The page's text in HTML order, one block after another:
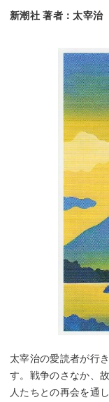
新潮社 著者：太宰治
太宰治の愛読者が行
す。戦争のさなか、
人たちとの再会を通